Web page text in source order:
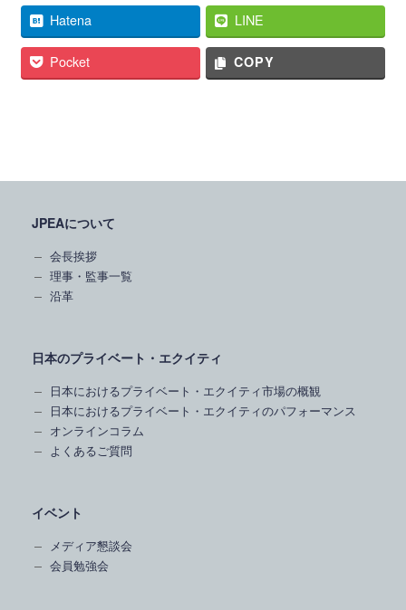
Hatena LINE
Pocket COPY
JPEAについて
会長挨拶
理事・監事一覧
沿革
日本のプライベート・エクイティ
日本におけるプライベート・エクイティ市場の概観
日本におけるプライベート・エクイティのパフォーマンス
オンラインコラム
よくあるご質問
イベント
メディア懇談会
会員勉強会